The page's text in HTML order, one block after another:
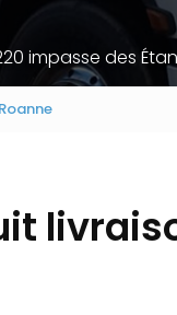
impasse des